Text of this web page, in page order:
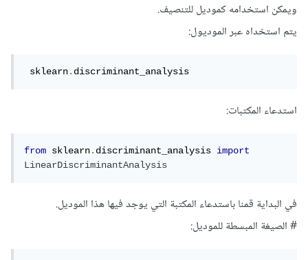
ويمكن استخدامه كموديل للتنصيف.
يتم استخداه عبر الموديول:
sklearn.discriminant_analysis
استدعاء المكتبات:
from sklearn.discriminant_analysis import
LinearDiscriminantAnalysis
في البداية قمنا باستدعاء المكتبة التي يوجد فيها هذا الموديل.
# الصيغة المبسطة للموديل: